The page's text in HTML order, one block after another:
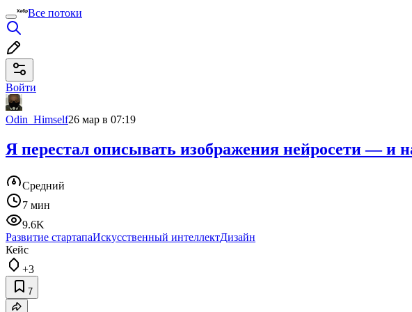
Все потоки
Войти
Odin_Himself26 мар в 07:19
Я перестал описывать изображения нейросети — и
Средний
7 мин
9.6K
Развитие стартапаИскусственный интеллектДизайн
Кейс
+3
7